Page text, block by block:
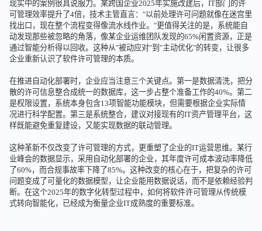
现实中的案例很具说服力。某跨国企业2025年实施改建后，IT部门的许
可管理效率提升了4倍，技术主管直言："以前处理许可问题就像在迷宫里
找出口，现在整个流程变得像流水线作业。"更值得关注的是，系统能自
动发现那些被忽略的角落，像某企业运维团队发现的65%闲置资源，正是
通过智能分析得以回收。这种从"被动应对"到"主动优化"的转变，让很多
企业重新认识了软件许可管理的本质。
在推进自动化部署时，企业应当注意三个关键点。第一是数据清洗，把分
散的许可信息整合成统一的数据库，这一步占整个准备工作的40%。第二
是权限设置，系统本身包含13项智能功能模块，但需要根据企业实际情
况进行科学配置。第三是系统整合，建议对接现有的IT资产管理平台，这
样既能避免重复建设，又能实现数据的联动管理。
这种革新不仅改变了许可管理的方式，更重塑了企业的IT运营思维。某行
业峰会的数据显示，采用自动化部署的企业，其年度许可成本波动率降低
了60%，而合规事故率下降了85%。这种改变的核心在于，把复杂的许可
问题变成了可量化的数据模型，让企业能用数据说话，而不是依赖经验判
断。在这个2025年的数字化转型过程中，如何将软件许可管理从传统模
式转向智能化，已经成为衡量企业IT成熟度的重要标准。